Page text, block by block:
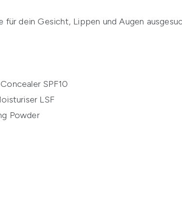
für dein Gesicht, Lippen und Augen
SPF10
LSF
Powder